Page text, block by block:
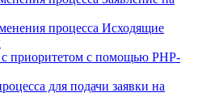
процесса Исходящие
с приоритетом с помощью PHP-
для подачи заявки на